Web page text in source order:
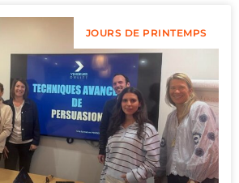
JOURS DE PRINTEMPS